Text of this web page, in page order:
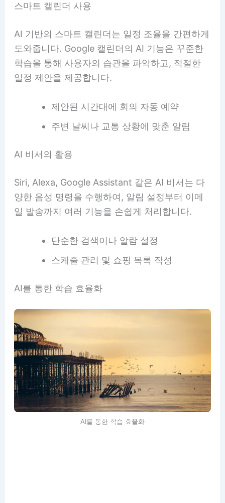
스마트 캘린더 사용
AI 기반의 스마트 캘린더는 일정 조율을 간편하게
도와줍니다. Google 캘린더의 AI 기능은 꾸준한
학습을 통해 사용자의 습관을 파악하고, 적절한
일정 제안을 제공합니다.
제안된 시간대에 회의 자동 예약
주변 날씨나 교통 상황에 맞춘 알림
AI 비서의 활용
Siri, Alexa, Google Assistant 같은 AI 비서는 다
양한 음성 명령을 수행하여, 알림 설정부터 이메
일 발송까지 여러 기능을 손쉽게 처리합니다.
단순한 검색이나 알람 설정
스케줄 관리 및 쇼핑 목록 작성
AI를 통한 학습 효율화
AI를 통한 학습 효율화